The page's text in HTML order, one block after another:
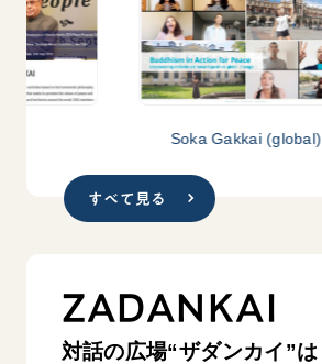
心」 長崎県 吉岡加…
2026.08.09
証言 長崎
Soka Gakkai (global)
すべて見る
ZADANKAI
対話の広場“ザダンカイ”は